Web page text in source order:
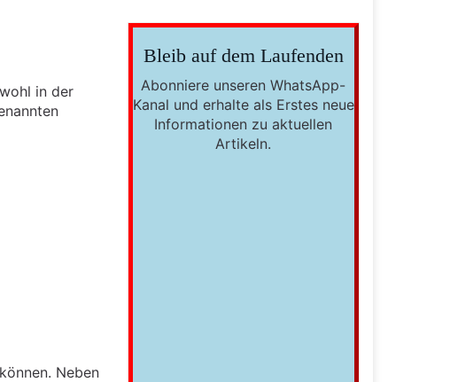
in der
Neben
Bleib auf dem Laufenden
Abonniere unseren WhatsApp-
Kanal und erhalte als Erstes neue
Informationen zu aktuellen
Artikeln.